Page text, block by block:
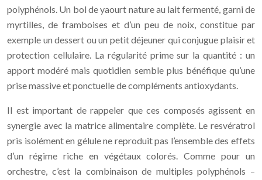
polyphénols. Un bol de yaourt nature au lait fermenté, garni de
myrtilles, de framboises et d’un peu de noix, constitue par
exemple un dessert ou un petit déjeuner qui conjugue plaisir et
protection cellulaire. La régularité prime sur la quantité : un
apport modéré mais quotidien semble plus bénéfique qu’une
prise massive et ponctuelle de compléments antioxydants.
Il est important de rappeler que ces composés agissent en
synergie avec la matrice alimentaire complète. Le resvératrol
pris isolément en gélule ne reproduit pas l’ensemble des effets
d’un régime riche en végétaux colorés. Comme pour un
orchestre, c’est la combinaison de multiples polyphénols –